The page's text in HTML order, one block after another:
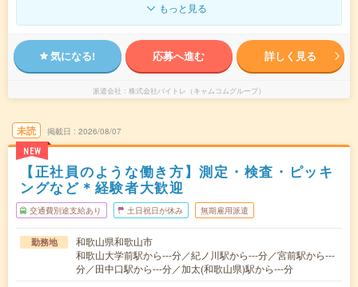
もっと見る
気になる! 応募へ進む 詳しく見る
派遣会社 株式会社バイトレ（キャムコムグループ）
未読
NEW
掲載日 2026/08/07
【正社員のような働き方】測定・検査・ピッキ
ングなど＊経験者大歓迎
交通費別途支給あり 土日祝日が休み 無期雇用派遣
勤務地
和歌山県和歌山市
和歌山大学前駅から---分／紀ノ川駅から---分／宮前駅から---
分／田中口駅から---分／加太(和歌山県)駅から---分